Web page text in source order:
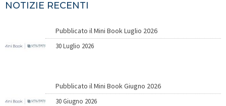
NOTIZIE RECENTI
Pubblicato il Mini Book Luglio 2026
30 Luglio 2026
Pubblicato il Mini Book Giugno 2026
30 Giugno 2026